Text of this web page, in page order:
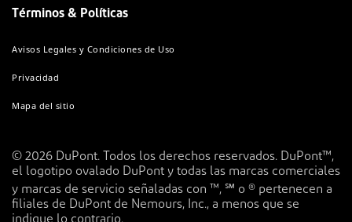
Términos & Políticas
Avisos Legales y Condiciones de Uso
Privacidad
Mapa del sitio
© 2026 DuPont. Todos los derechos reservados. DuPont™,
el logotipo ovalado DuPont y todas las marcas comerciales
y marcas de servicio señaladas con ™, ℠ o ® pertenecen a
filiales de DuPont de Nemours, Inc., a menos que se